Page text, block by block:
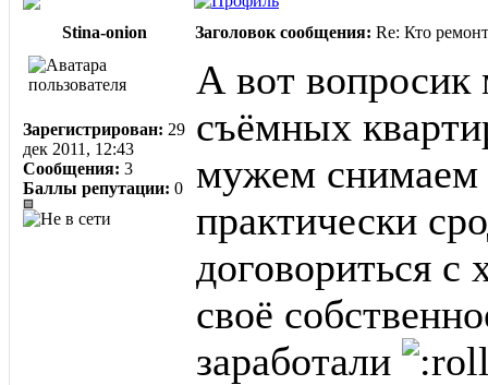
Stina-onion Заголовок сообщения: Re: Кто
Зарегистрирован: 29
дек 2011, 12:43
Сообщения: 3
Баллы репутации: 0
А вот
съёмных
мужем снимаем
практически
договориться с
своё
заработали